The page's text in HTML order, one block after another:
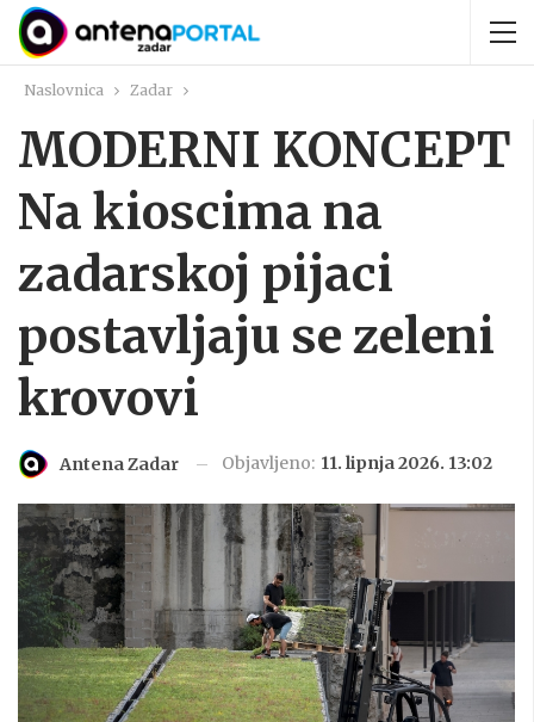
Naslovnica Zadar
MODERNI KONCEPT
Na kioscima na
zadarskoj pijaci
postavljaju se zeleni
krovovi
Antena Zadar Objavljeno: 11. lipnja 2026. 13:02